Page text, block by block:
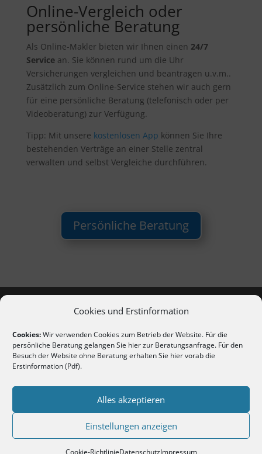
Cookies und Erstinformation
Cookies:Wir verwenden Cookies zum Betrieb der Website. Für die
persönliche Beratung gelangen Sie hierzur Beratungsanfrage. Für den
Besuch der Website ohne Beratung erhalten Sie hier vorab die
Erstinformation (Pdf).
Alles akzeptieren
Einstellungen anzeigen
Cookie-RichtlinieDatenschutzImpressum
Online-Vergleich oder
persönliche Beratung
Als Online-Makler bieten wir Ihnen einen 24/7
Servicean. Sie können rund um die Uhr
Versicherungen vergleichen und beantragen u.v.m..
Zusätzlich zum Online-Service stehen wir auch gern
für eine persönliche Beratung (telefonisch oder per
Videoberatung) zur Verfügung.
Tipp: Mit unsere kostenlosen App können Sie Ihre
bestehenden Verträge an einer Stelle zentral
verwalten und selbst Vergleiche durchführen.
Persönliche Beratung
Copyright 2020-2026 | Alle Rechte vorbehalten
Erstinformation nach §15 VersVermV (als PDF
anzeigen / herunterladen)
Vertrag widerrufen